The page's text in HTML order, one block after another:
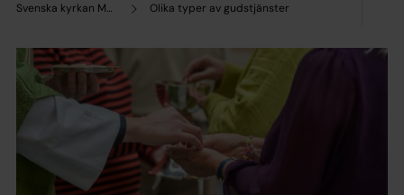
Svenska kyrkan Malmö Olika typer av gudstjänster